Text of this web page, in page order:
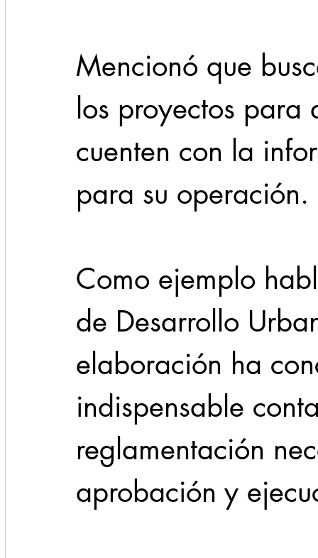
Mencionó que
los proyectos para
cuenten con la
para su operación.
Como ejemplo
de Desarrollo
elaboración ha
indispensable
reglamentación
aprobación y